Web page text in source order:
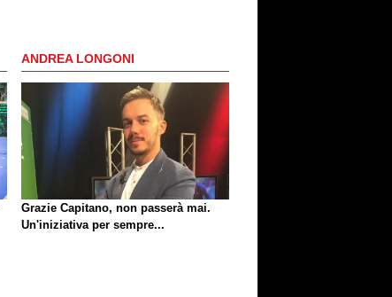
ANDREA LONGONI
Grazie Capitano, non passerà mai.
Un'iniziativa per sempre...